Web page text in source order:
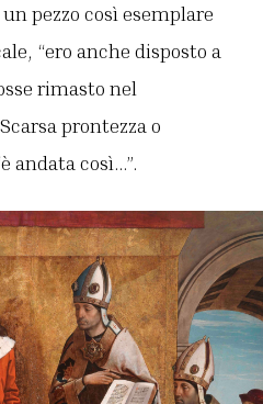
pezzo così esemplare
“ero anche disposto a
rimasto nel
prontezza o
andata così…”.